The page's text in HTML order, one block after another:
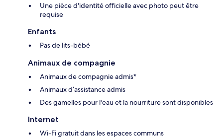
Une pièce d'identité officielle avec photo peut être
requise
Enfants
Pas de lits-bébé
Animaux de compagnie
Animaux de compagnie admis*
Animaux d’assistance admis
Des gamelles pour l'eau et la nourriture sont disponibles
Internet
Wi-Fi gratuit dans les espaces communs